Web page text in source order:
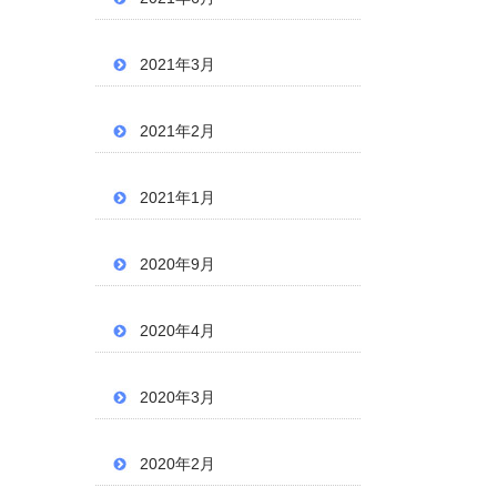
2021年3月
2021年2月
2021年1月
2020年9月
2020年4月
2020年3月
2020年2月